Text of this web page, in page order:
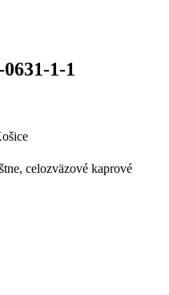
1-1
celozväzové kaprové